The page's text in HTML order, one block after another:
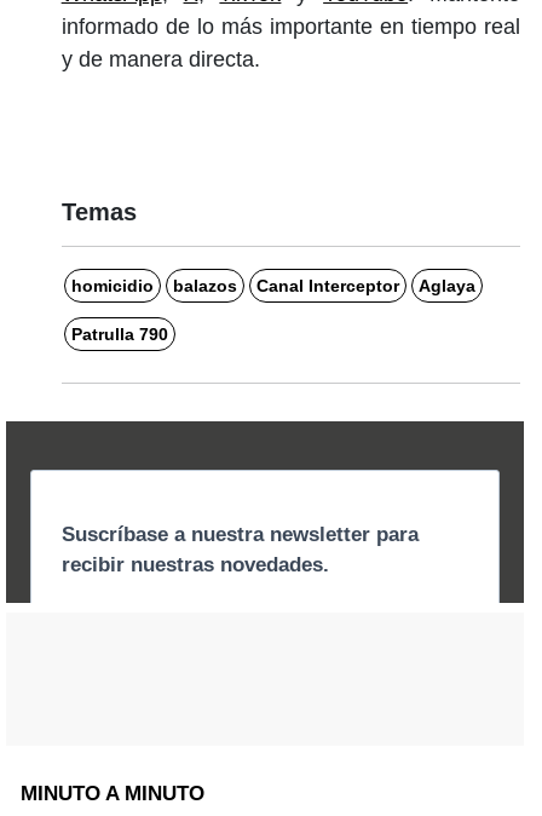
informado de lo más importante en tiempo real
y de manera directa.
Temas
homicidio balazos Canal Interceptor Aglaya
Patrulla 790
MINUTO A MINUTO